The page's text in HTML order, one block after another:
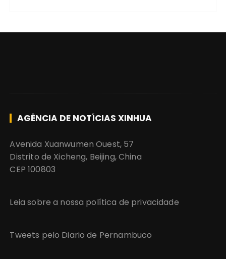
AGÊNCIA DE NOTÍCIAS XINHUA
Avenida Xuanwumen Ouest, 57
Distrito de Xicheng, Beijing, China
CEP 100803
Leia sobre a nossa política de privacidade
Tweets pelo Diario de Pernambuco